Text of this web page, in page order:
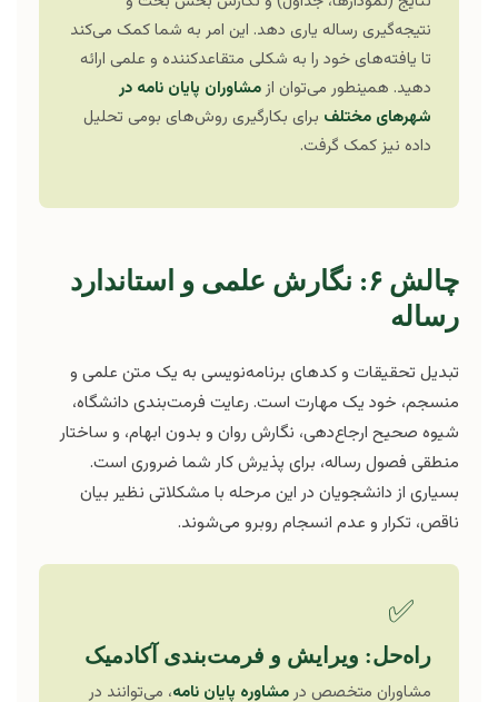
نتیجه‌گیری رساله یاری دهد. این امر به شما کمک می‌کند
تا یافته‌های خود را به شکلی متقاعدکننده و علمی ارائه
دهید. همینطور می‌توان ازمشاوران پایان نامه در
شهرهای مختلف برای بکارگیری روش‌های بومی تحلیل
داده نیز کمک گرفت.
چالش ۶: نگارش علمی و استاندارد
رساله
تبدیل تحقیقات و کدهای برنامه‌نویسی به یک متن علمی و
منسجم، خود یک مهارت است. رعایت فرمت‌بندی دانشگاه،
شیوه صحیح ارجاع‌دهی، نگارش روان و بدون ابهام، و ساختار
منطقی فصول رساله، برای پذیرش کار شما ضروری است.
بسیاری از دانشجویان در این مرحله با مشکلاتی نظیر بیان
ناقص، تکرار و عدم انسجام روبرو می‌شوند.
✅
راه‌حل: ویرایش و فرمت‌بندی آکادمیک
مشاوران متخصص در مشاوره پایان نامه، می‌توانند در